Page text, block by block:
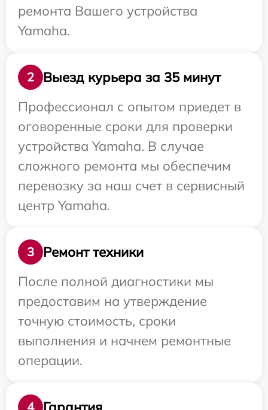
ремонта Вашего устройства
Yamaha.
2
Выезд курьера за 35 минут
Профессионал с опытом приедет в
оговоренные сроки для проверки
устройства Yamaha. В случае
сложного ремонта мы обеспечим
перевозку за наш счет в сервисный
центр Yamaha.
3
Ремонт техники
После полной диагностики мы
предоставим на утверждение
точную стоимость, сроки
выполнения и начнем ремонтные
операции.
4